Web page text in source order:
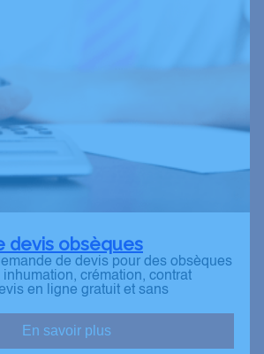
devis obsèques
de devis pour des obsèques
crémation, contrat
en ligne gratuit et sans
En savoir plus